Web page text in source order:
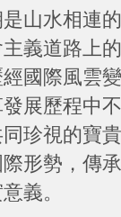
山水相連
義道路上的
國際風雲
展歷程中
珍視的寶
形勢，傳
義。